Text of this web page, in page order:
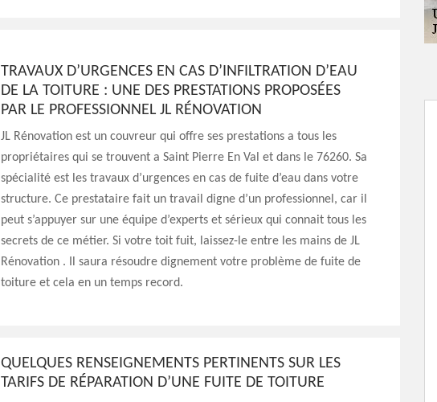
TRAVAUX D’URGENCES EN CAS D’INFILTRATION D’EAU
DE LA TOITURE : UNE DES PRESTATIONS PROPOSÉES
PAR LE PROFESSIONNEL JL RÉNOVATION
JL Rénovation est un couvreur qui offre ses prestations a tous les
propriétaires qui se trouvent a Saint Pierre En Val et dans le 76260. Sa
spécialité est les travaux d’urgences en cas de fuite d’eau dans votre
structure. Ce prestataire fait un travail digne d’un professionnel, car il
peut s’appuyer sur une équipe d’experts et sérieux qui connait tous les
secrets de ce métier. Si votre toit fuit, laissez-le entre les mains de JL
Rénovation . Il saura résoudre dignement votre problème de fuite de
toiture et cela en un temps record.
QUELQUES RENSEIGNEMENTS PERTINENTS SUR LES
TARIFS DE RÉPARATION D’UNE FUITE DE TOITURE